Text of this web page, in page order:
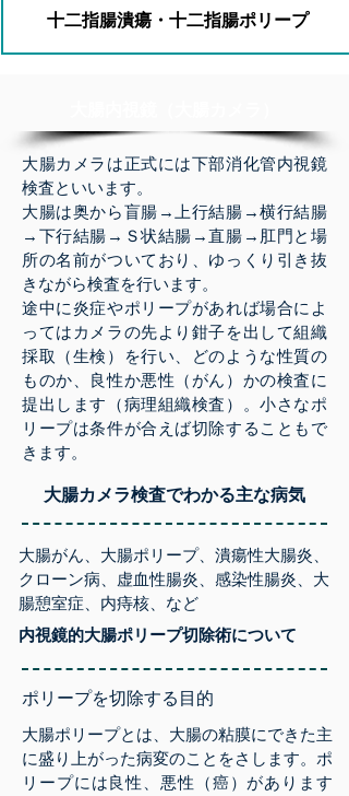
​十二指腸潰瘍・十二指腸ポリープ
大腸カメラは正式には下部消化管内視鏡
検査といいます。
大腸は奥から盲腸→上行結腸→横行結腸
→下行結腸→Ｓ状結腸→直腸→肛門と場
所の名前がついており、ゆっくり引き抜
きながら検査を行います。
途中に炎症やポリープがあれば場合によ
ってはカメラの先より鉗子を出して組織
採取（生検）を行い、どのような性質の
ものか、良性か悪性（がん）かの検査に
提出します（病理組織検査）。小さなポ
リープは条件が合えば切除することもで
きます。
​大腸カメラ検査でわかる主な病気
大腸がん、大腸ポリープ、潰瘍性大腸炎、
クローン病、虚血性腸炎、感染性腸炎、大
腸憩室症、内痔核、など
内視鏡的大腸ポリープ切除術について​
​ポリープを切除する目的
大腸ポリープとは、大腸の粘膜にできた主
に盛り上がった病変のことをさします。ポ
リープには良性、悪性（癌）があります